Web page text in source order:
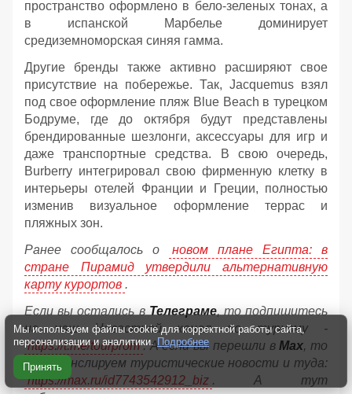
пространство оформлено в бело-зеленых тонах, а
в испанской Марбелье доминирует
средиземноморская синяя гамма.
Другие бренды также активно расширяют свое
присутствие на побережье. Так, Jacquemus взял
под свое оформление пляж Blue Beach в турецком
Бодруме, где до октября будут представлены
брендированные шезлонги, аксессуары для игр и
даже транспортные средства. В свою очередь,
Burberry интегрировал свою фирменную клетку в
интерьеры отелей Франции и Греции, полностью
изменив визуальное оформление террас и
пляжных зон.
Ранее сообщалось о
новом плане Египта: в
стране Пирамид утвердили альтернативную
карту курортов .
Если вы остались в Телеграме, то подпишитесь
на наш Новостной канал по туризму -
https://t.me/tourprom . А если вы перешли вМах, то
мы транслируем туристические новости и туда:
https://max.ru/id7743542912_biz . А тут
Мы используем файлы cookie для корректной работы сайта,
персонализации и аналитики. Подробнее
Принять